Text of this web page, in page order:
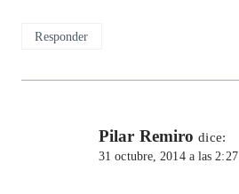
Responder
Pilar Remiro dice:
31 octubre, 2014 a las 2:27